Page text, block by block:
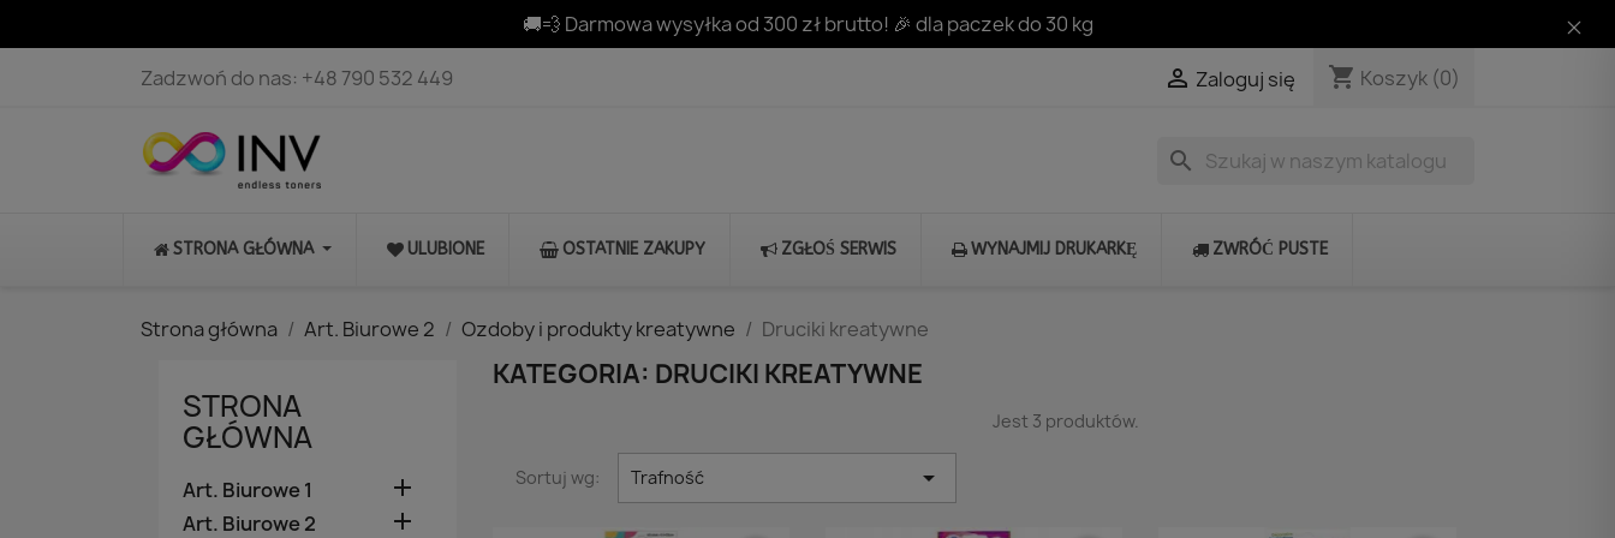
🚚💨 Darmowa wysyłka od 300 zł brutto! 🎉 dla paczek do 30 kg
Zadzwoń do nas: +48 790 532 449  Zaloguj się shopping_cart Koszyk (0)
search
STRONA GŁÓWNA ULUBIONE OSTATNIE ZAKUPY ZGŁOŚ SERWIS WYNAJMIJ DRUKARKĘ ZWRÓĆ PUSTE
Strona główna Art. Biurowe 2 Ozdoby i produkty kreatywne Druciki kreatywne
STRONA
GŁÓWNA
Art. Biurowe 1 
Art. Biurowe 2 
KATEGORIA: DRUCIKI KREATYWNE
Jest 3 produktów.
Sortuj wg: Trafność 